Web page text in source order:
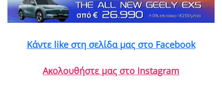
Κάντε like στη σελίδα μας στο Facebook
Ακολουθήστε μας στο Instagram